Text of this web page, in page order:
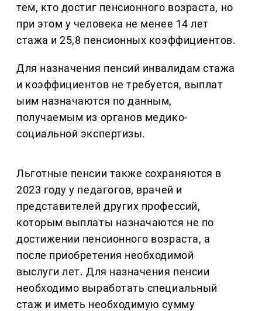
тем, кто достиг пенсионного возраста, но
при этом у человека не менее 14 лет
стажа и 25,8 пенсионных коэффициентов.
Для назначения пенсий инвалидам стажа
и коэффициентов не требуется, выплат
ыим назначаются по данным,
получаемым из органов медико-
социальной экспертизы.
Льготные пенсии также сохраняются в
2023 году у педагогов, врачей и
представителей других профессий,
которым выплаты назначаются не по
достижении пенсионного возраста, а
после приобретения необходимой
выслуги лет. Для назначения пенсии
необходимо выработать специальный
стаж и иметь необходимую сумму